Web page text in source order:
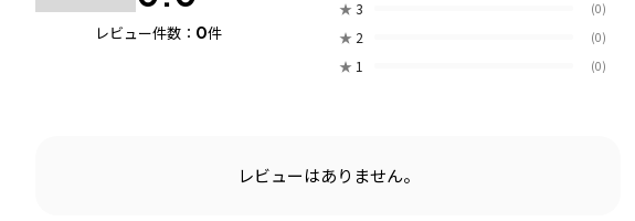
レビュー件数： 0件
★ 3 (0)
★ 2 (0)
★ 1 (0)
レビューはありません。